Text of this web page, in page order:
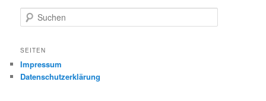
u
h
n
SEITEN
Impressum
Datenschutzerklärung